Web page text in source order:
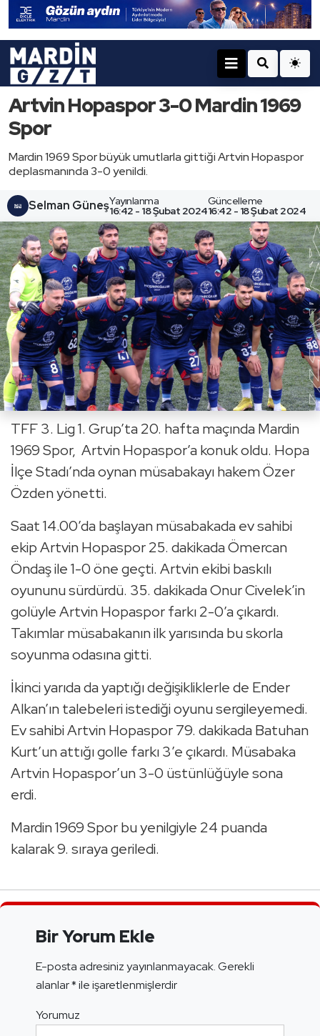
Artvin Hopaspor 3-0 Mardin 1969
Spor
Mardin 1969 Spor büyük umutlarla gittiği Artvin Hopaspor
deplasmanında 3-0 yenildi.
Selman GüneşYayınlanma
16:42 - 18 Şubat 2024
Güncelleme
16:42 - 18 Şubat 2024
TFF 3. Lig 1. Grup’ta 20. hafta maçında Mardin
1969 Spor, Artvin Hopaspor’a konuk oldu. Hopa
İlçe Stadı’nda oynan müsabakayı hakem Özer
Özden yönetti.
Saat 14.00’da başlayan müsabakada ev sahibi
ekip Artvin Hopaspor 25. dakikada Ömercan
Öndaş ile 1-0 öne geçti. Artvin ekibi baskılı
oyununu sürdürdü. 35. dakikada Onur Civelek’in
golüyle Artvin Hopaspor farkı 2-0’a çıkardı.
Takımlar müsabakanın ilk yarısında bu skorla
soyunma odasına gitti.
İkinci yarıda da yaptığı değişikliklerle de Ender
Alkan’ın talebeleri istediği oyunu sergileyemedi.
Ev sahibi Artvin Hopaspor 79. dakikada Batuhan
Kurt’un attığı golle farkı 3’e çıkardı. Müsabaka
Artvin Hopaspor’un 3-0 üstünlüğüyle sona
erdi.
Mardin 1969 Spor bu yenilgiyle 24 puanda
kalarak 9. sıraya geriledi.
Bir Yorum Ekle
E-posta adresiniz yayınlanmayacak.Gerekli
alanlar*ile işaretlenmişlerdir
Yorumuz